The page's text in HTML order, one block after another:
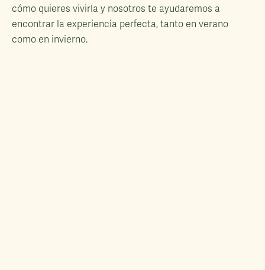
cómo quieres vivirla y nosotros te ayudaremos a
encontrar la experiencia perfecta, tanto en verano
como en invierno.